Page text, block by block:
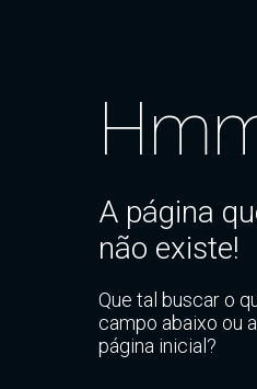
A página
não existe!
Que tal buscar o
campo abaixo ou
página inicial?